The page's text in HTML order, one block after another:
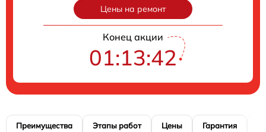
Цены на ремонт
Конец акции
01:13:41
Преимущества Этапы работ Цены Гарантия